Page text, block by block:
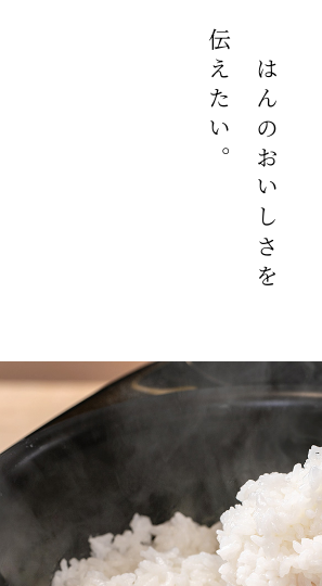
ごはんのおいしさを
伝えたい。